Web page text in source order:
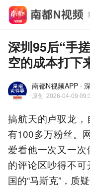
深圳95后“手
空的成本打下
南都N视频APP ·
原创 2026-04-09
搞航天的卢驭龙
有100多万粉丝。
爱看他一次又一
的评论区吵得不
国的“马斯克”，质